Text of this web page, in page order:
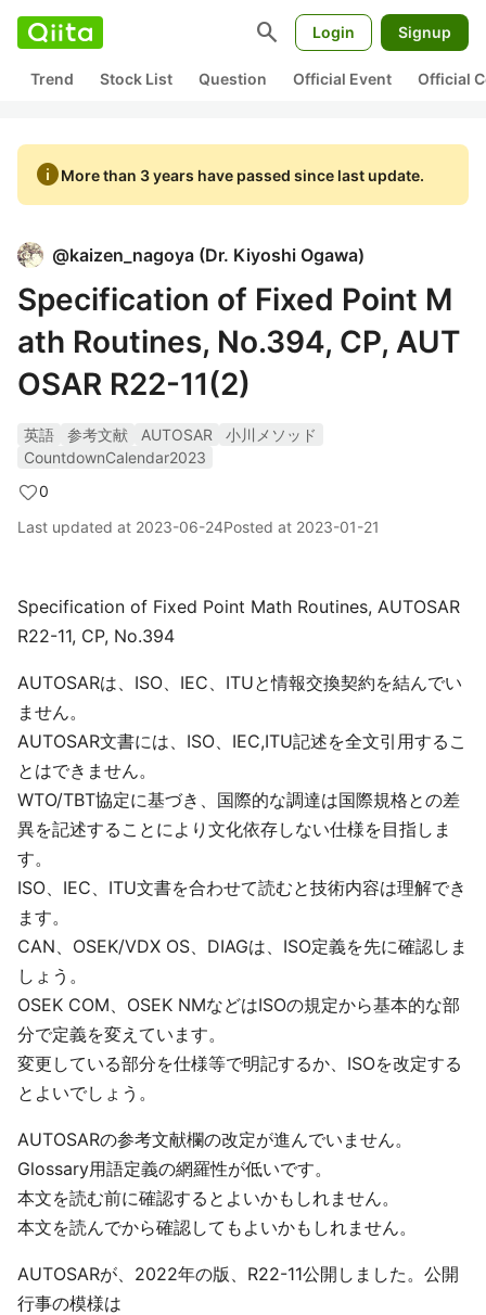
search Login Signup
Trend Stock List Question Official Event Official
infoMore than 3 years have passed since last update.
@kaizen_nagoya (Dr. Kiyoshi Ogawa)
Specification of Fixed Point M
ath Routines, No.394, CP, AUT
OSAR R22-11(2)
英語 参考文献 AUTOSAR
小川メソッド
CountdownCalendar2023
0
Last updated at 2023-06-24Posted at 2023-01-21
Specification of Fixed Point Math Routines, AUTOSAR
R22-11, CP, No.394
AUTOSARは、ISO、IEC、ITUと情報交換契約を結んでい
ません。
AUTOSAR文書には、ISO、IEC,ITU記述を全文引用するこ
とはできません。
WTO/TBT協定に基づき、国際的な調達は国際規格との差
異を記述することにより文化依存しない仕様を目指しま
す。
ISO、IEC、ITU文書を合わせて読むと技術内容は理解でき
ます。
CAN、OSEK/VDX OS、DIAGは、ISO定義を先に確認しま
しょう。
OSEK COM、OSEK NMなどはISOの規定から基本的な部
分で定義を変えています。
変更している部分を仕様等で明記するか、ISOを改定する
とよいでしょう。
AUTOSARの参考文献欄の改定が進んでいません。
Glossary用語定義の網羅性が低いです。
本文を読む前に確認するとよいかもしれません。
本文を読んでから確認してもよいかもしれません。
AUTOSARが、2022年の版、R22-11公開しました。公開
行事の模様は